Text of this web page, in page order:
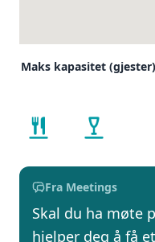
Maks kapasitet
Fra Meetings
Skal du ha møte
hjelper deg å få